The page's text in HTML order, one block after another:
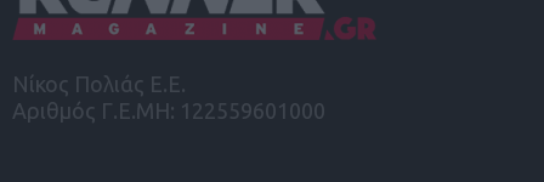
Νίκος Πολιάς Ε.Ε.
Αριθμός Γ.Ε.ΜΗ: 122559601000